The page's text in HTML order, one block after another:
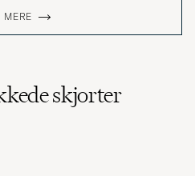
skjorter